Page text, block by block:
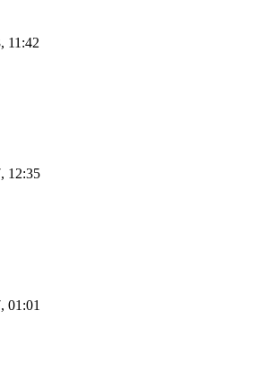
11:42
12:35
01:01